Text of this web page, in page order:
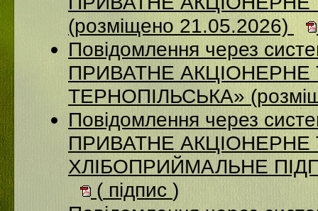
(розміщено 21.05.2026)
Повідомлення через
ПРИВАТНЕ
ТЕРНОПІЛЬСЬКА»
Повідомлення через
ПРИВАТНЕ
ХЛІБОПРИЙМАЛЬНЕ
( підпис )